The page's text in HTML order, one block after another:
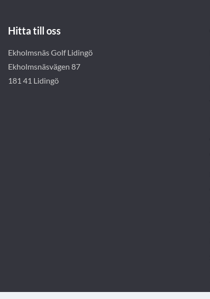
Hitta till oss
Ekholmsnäs Golf Lidingö
Ekholmsnäsvägen 87
181 41 Lidingö